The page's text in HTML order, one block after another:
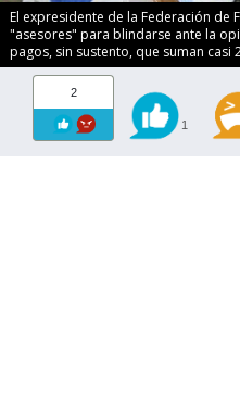
El expresidente de la Federación
"asesores" para blindarse ante la
pagos, sin sustento, que suman casi
2
1